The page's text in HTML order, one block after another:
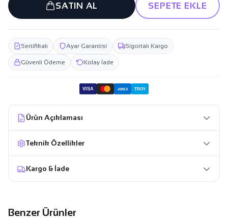
SATIN AL SEPETE EKLE
Sertifikalı Ayar Garantisi Sigortalı Kargo
Güvenli Ödeme Kolay İade
VISA AMEX TROY
Ürün Açıklaması
Teknik Özellikler
Kargo & İade
Benzer Ürünler